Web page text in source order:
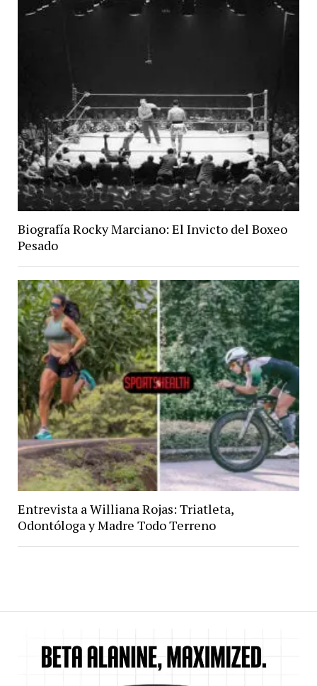
Biografía Rocky Marciano: El Invicto del Boxeo
Pesado
Entrevista a Williana Rojas: Triatleta,
Odontóloga y Madre Todo Terreno